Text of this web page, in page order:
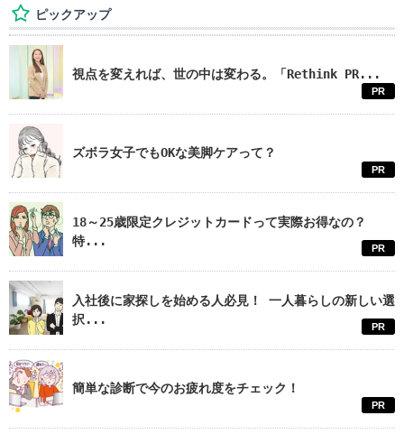
ピックアップ
視点を変えれば、世の中は変わる。「Rethink PR...
PR
ズボラ女子でもOKな美脚ケアって？
PR
18～25歳限定クレジットカードって実際お得なの？
特...
PR
入社後に家探しを始める人必見！ 一人暮らしの新しい選
択...
PR
簡単な診断で今のお疲れ度をチェック！
PR